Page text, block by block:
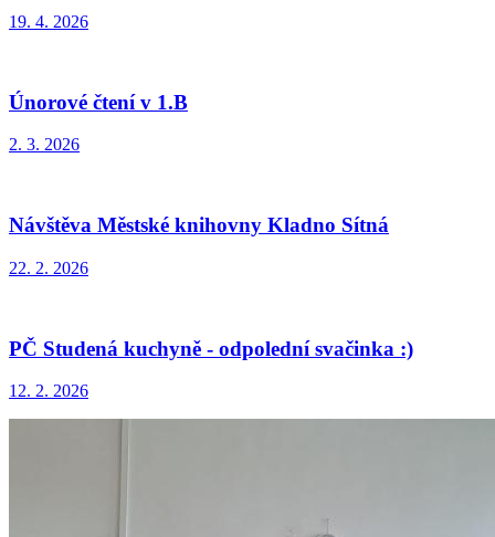
19. 4. 2026
Únorové čtení v 1.B
2. 3. 2026
Návštěva Městské knihovny Kladno Sítná
22. 2. 2026
PČ Studená kuchyně - odpolední svačinka :)
12. 2. 2026